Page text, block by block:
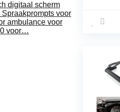
digitaal scherm
voor
ambulance voor
voor…
Honda